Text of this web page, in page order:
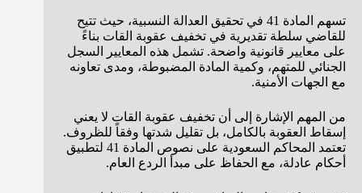
تسهم المادة 41 في تحقيق العدالة النسبية، حيث تتيح
للقاضي سلطة تقديرية في تخفيف عقوبة القات بناءً
على معايير قانونية واضحة. تشمل هذه المعايير السجل
الجنائي للمتهم، وكمية المادة المضبوطة، ومدى تعاونه
مع الجهات الأمنية.
من المهم الإشارة إلى أن تخفيف عقوبة القات لا يعني
إسقاط العقوبة بالكامل، بل تقليل شدتها وفقاً للظروف.
تعتمد المحاكم السعودية على نصوص المادة 41 لتطبيق
أحكام عادلة، مع الحفاظ على مبدأ الردع العام.